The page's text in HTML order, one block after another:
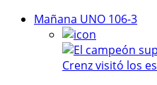
Mañana UNO 106-3